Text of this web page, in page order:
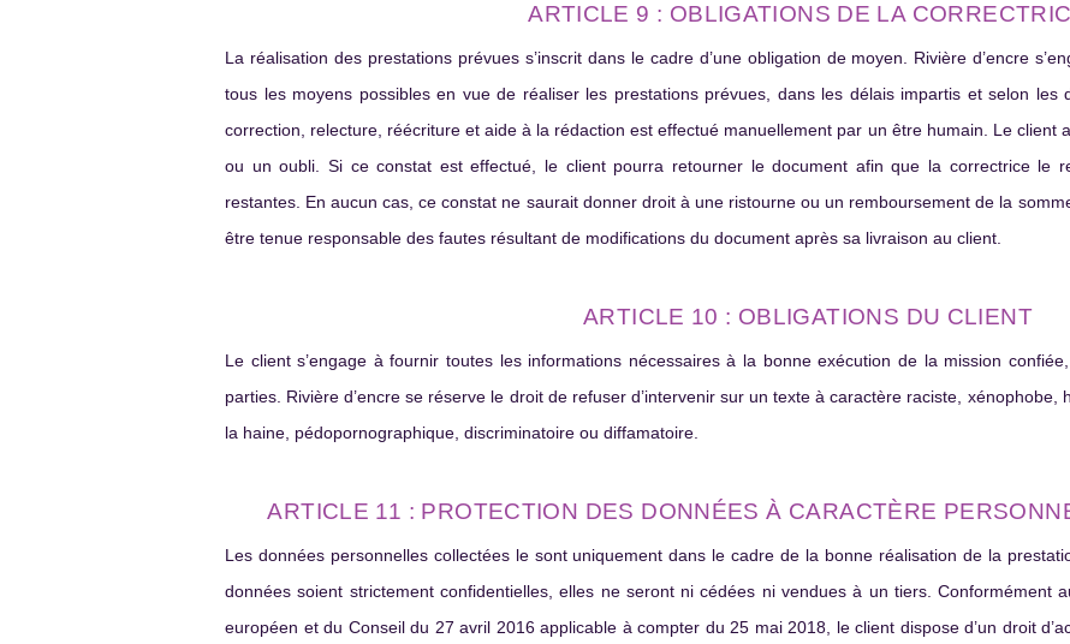
ARTICLE 9 : OBLIGATIONS DE LA
La réalisation des prestations prévues s’inscrit dans le cadre d’une obligation de moyen. Rivière d’encre
tous les moyens possibles en vue de réaliser les prestations prévues, dans les délais impartis et selon les
correction, relecture, réécriture et aide à la rédaction est effectué manuellement par un être humain. Le client
ou un oubli. Si ce constat est effectué, le client pourra retourner le document afin que la correctrice le
restantes. En aucun cas, ce constat ne saurait donner droit à une ristourne ou un remboursement de la
être tenue responsable des fautes résultant de modifications du document après sa livraison au client.
ARTICLE 10 : OBLIGATIONS DU CLIENT
Le client s’engage à fournir toutes les informations nécessaires à la bonne exécution de la mission
parties. Rivière d’encre se réserve le droit de refuser d’intervenir sur un texte à caractère raciste,
la haine, pédopornographique, discriminatoire ou diffamatoire.
ARTICLE 11 : PROTECTION DES DONNÉES À CARACTÈRE
Les données personnelles collectées le sont uniquement dans le cadre de la bonne réalisation de la
données soient strictement confidentielles, elles ne seront ni cédées ni vendues à un tiers. Conformément
européen et du Conseil du 27 avril 2016 applicable à compter du 25 mai 2018, le client dispose d’un droit